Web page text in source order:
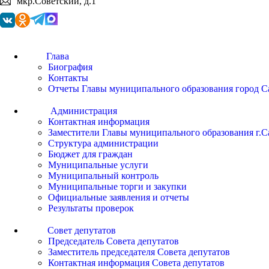
Глава
Биография
Контакты
Отчеты Главы муниципального образования город
Администрация
Контактная информация
Заместители Главы муниципального образования
Структура администрации
Бюджет для граждан
Муниципальные услуги
Муниципальный контроль
Муниципальные торги и закупки
Официальные заявления и отчеты
Результаты проверок
Совет депутатов
Председатель Совета депутатов
Заместитель председателя Совета депутатов
Контактная информация Совета депутатов